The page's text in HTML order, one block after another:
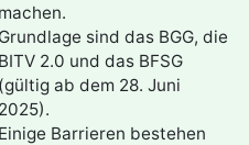
sind das BGG, die
2.0 und das BFSG
ab dem 28. Juni
Barrieren bestehen